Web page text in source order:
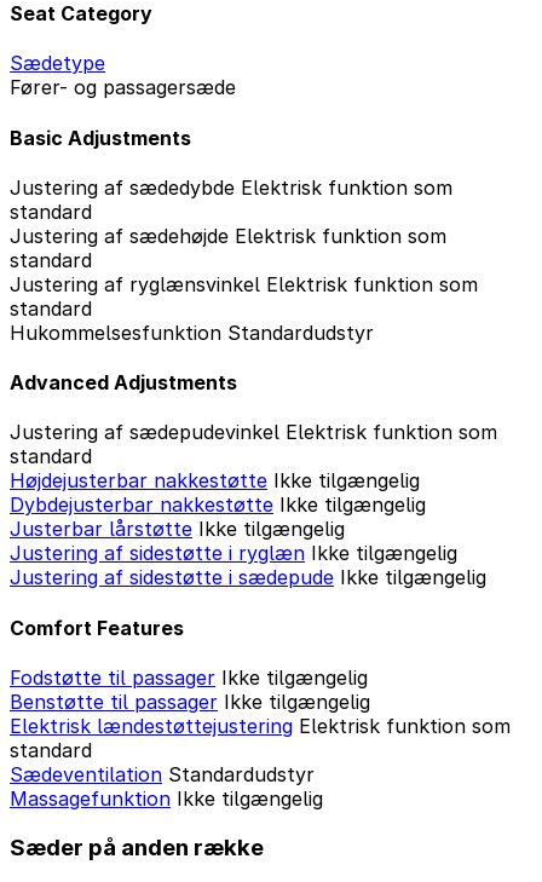
Seat Category
Sædetype
Fører- og passagersæde
Basic Adjustments
Justering af sædedybde Elektrisk funktion som
standard
Justering af sædehøjde Elektrisk funktion som
standard
Justering af ryglænsvinkel Elektrisk funktion som
standard
Hukommelsesfunktion Standardudstyr
Advanced Adjustments
Justering af sædepudevinkel Elektrisk funktion som
standard
Højdejusterbar nakkestøtte Ikke tilgængelig
Dybdejusterbar nakkestøtte Ikke tilgængelig
Justerbar lårstøtte Ikke tilgængelig
Justering af sidestøtte i ryglæn Ikke tilgængelig
Justering af sidestøtte i sædepude Ikke tilgængelig
Comfort Features
Fodstøtte til passager Ikke tilgængelig
Benstøtte til passager Ikke tilgængelig
Elektrisk lændestøttejustering Elektrisk funktion som
standard
Sædeventilation Standardudstyr
Massagefunktion Ikke tilgængelig
Sæder på anden række